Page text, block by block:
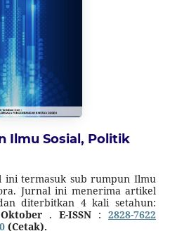
Ilmu Sosial, Politik
ini termasuk sub rumpun Ilmu
Jurnal ini menerima artikel
diterbitkan 4 kali setahun:
. E-ISSN :2828-7622
(Cetak).